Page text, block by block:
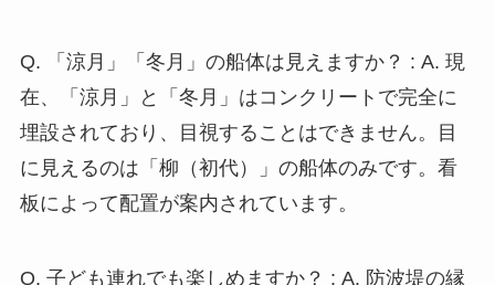
Q. 「涼月」「冬月」の船体は見えますか？ : A. 現
在、「涼月」と「冬月」はコンクリートで完全に
埋設されており、目視することはできません。目
に見えるのは「柳（初代）」の船体のみです。看
板によって配置が案内されています。
Q. 子ども連れでも楽しめますか？ : A. 防波堤の縁